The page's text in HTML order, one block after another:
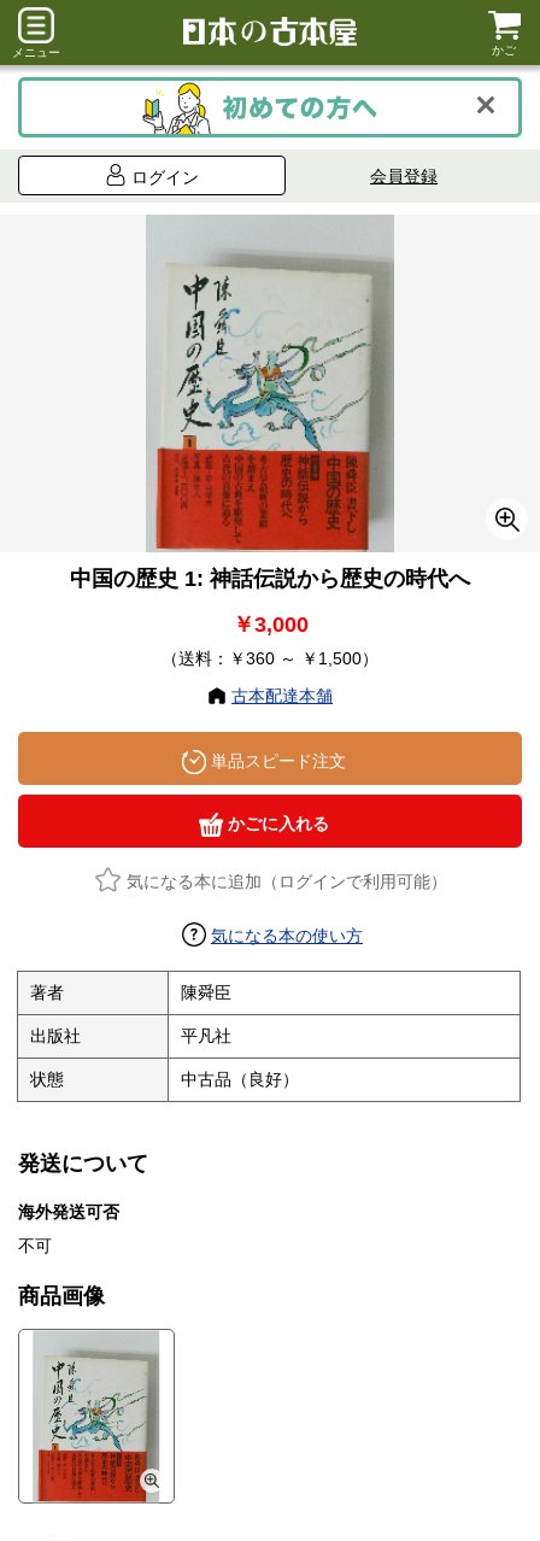
メニュー かご
ログイン 会員登録
中国の歴史 1: 神話伝説から歴史の時代へ
￥3,000
（送料：￥360 ～ ￥1,500）
古本配達本舗
単品スピード注文
かごに入れる
気になる本に追加（ログインで利用可能）
気になる本の使い方
著者 陳舜臣
出版社 平凡社
状態 中古品（良好）
発送について
海外発送可否
不可
商品画像